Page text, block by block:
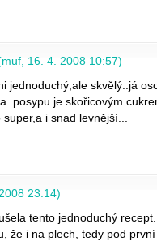
muf 16. 4. 2008 10:57)
jednoduchý,ale skvělý..já
je skořicovým
i snad levnější...
23:14)
tento jednoduchý
že i na plech, tedy pod